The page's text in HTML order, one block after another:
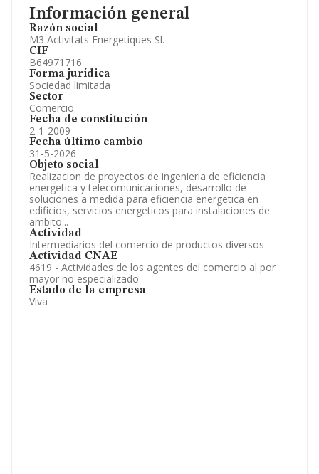
Información general
Razón social
M3 Activitats Energetiques Sl.
CIF
B64971716
Forma jurídica
Sociedad limitada
Sector
Comercio
Fecha de constitución
2-1-2009
Fecha último cambio
31-5-2026
Objeto social
Realizacion de proyectos de ingenieria de eficiencia
energetica y telecomunicaciones, desarrollo de
soluciones a medida para eficiencia energetica en
edificios, servicios energeticos para instalaciones de
ambito...
Actividad
Intermediarios del comercio de productos diversos
Actividad CNAE
4619 - Actividades de los agentes del comercio al por
mayor no especializado
Estado de la empresa
Viva
Información oficial y registral complementaria.